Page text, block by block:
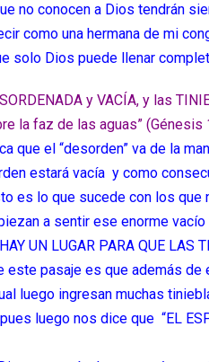
no conocen a Dios tendrán
como una hermana de mi
solo Dios puede llenar
y VACÍA, y las
la faz de las aguas” (Génesis
que el “desorden” va de la
estará vacía y como
es lo que sucede con los
a sentir ese enorme
UN LUGAR PARA QUE LAS
este pasaje es que además de
luego ingresan muchas
luego nos dice que “EL